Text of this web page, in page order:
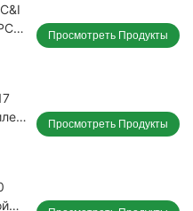
Просмотреть Продукты
Просмотреть Продукты